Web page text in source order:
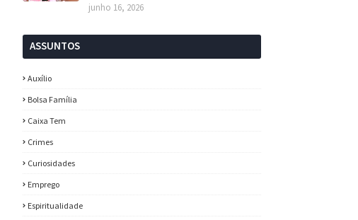
junho 16, 2026
ASSUNTOS
Auxílio
Bolsa Família
Caixa Tem
Crimes
Curiosidades
Emprego
Espiritualidade